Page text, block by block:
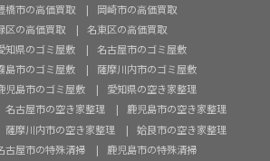
橋市の高価買取
岡崎市の高価買取
区の高価買取
名東区の高価買取
知県のゴミ屋敷
名古屋市のゴミ屋敷
島市のゴミ屋敷
薩摩川内市のゴミ屋敷
児島市のゴミ屋敷
愛知県の空き家整理
名古屋市の空き家整理
鹿児島市の空き家整理
薩摩川内市の空き家整理
姶良市の空き家整理
古屋市の特殊清掃
鹿児島市の特殊清掃